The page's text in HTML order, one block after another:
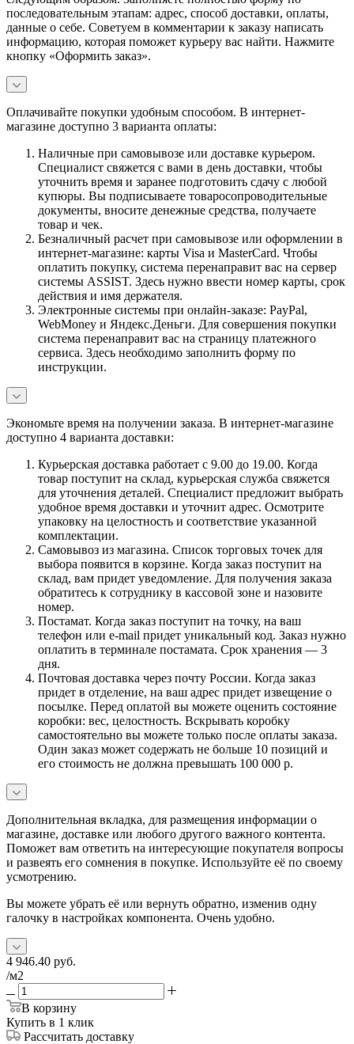
последовательным этапам: адрес, способ доставки, оплаты,
данные о себе. Советуем в комментарии к заказу написать
информацию, которая поможет курьеру вас найти. Нажмите
кнопку «Оформить заказ».
Оплачивайте покупки удобным способом. В интернет-
магазине доступно 3 варианта оплаты:
Наличные при самовывозе или доставке курьером.
Специалист свяжется с вами в день доставки, чтобы
уточнить время и заранее подготовить сдачу с любой
купюры. Вы подписываете товаросопроводительные
документы, вносите денежные средства, получаете
товар и чек.
Безналичный расчет при самовывозе или оформлении в
интернет-магазине: карты Visa и MasterCard. Чтобы
оплатить покупку, система перенаправит вас на сервер
системы ASSIST. Здесь нужно ввести номер карты, срок
действия и имя держателя.
Электронные системы при онлайн-заказе: PayPal,
WebMoney и Яндекс.Деньги. Для совершения покупки
система перенаправит вас на страницу платежного
сервиса. Здесь необходимо заполнить форму по
инструкции.
Экономьте время на получении заказа. В интернет-магазине
доступно 4 варианта доставки:
Курьерская доставка работает с 9.00 до 19.00. Когда
товар поступит на склад, курьерская служба свяжется
для уточнения деталей. Специалист предложит выбрать
удобное время доставки и уточнит адрес. Осмотрите
упаковку на целостность и соответствие указанной
комплектации.
Самовывоз из магазина. Список торговых точек для
выбора появится в корзине. Когда заказ поступит на
склад, вам придет уведомление. Для получения заказа
обратитесь к сотруднику в кассовой зоне и назовите
номер.
Постамат. Когда заказ поступит на точку, на ваш
телефон или e-mail придет уникальный код. Заказ нужно
оплатить в терминале постамата. Срок хранения — 3
дня.
Почтовая доставка через почту России. Когда заказ
придет в отделение, на ваш адрес придет извещение о
посылке. Перед оплатой вы можете оценить состояние
коробки: вес, целостность. Вскрывать коробку
самостоятельно вы можете только после оплаты заказа.
Один заказ может содержать не больше 10 позиций и
его стоимость не должна превышать 100 000 р.
Дополнительная вкладка, для размещения информации о
магазине, доставке или любого другого важного контента.
Поможет вам ответить на интересующие покупателя вопросы
и развеять его сомнения в покупке. Используйте её по своему
усмотрению.
Вы можете убрать её или вернуть обратно, изменив одну
галочку в настройках компонента. Очень удобно.
4 946.40 руб.
/м2
В корзину
Купить в 1 клик
Рассчитать доставку